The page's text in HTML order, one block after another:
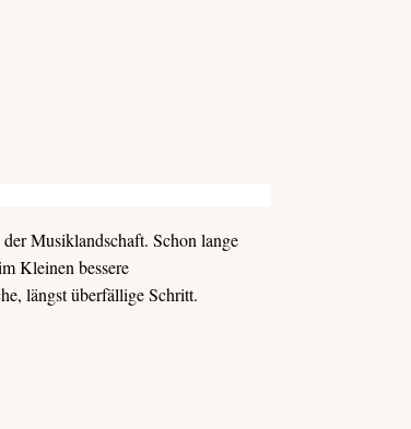
Musiklandschaft. Schon lange
Kleinen bessere
längst überfällige Schritt.